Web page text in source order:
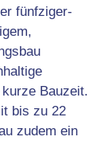
fünfziger-
Bauzeit.
bis zu 22
zudem ein